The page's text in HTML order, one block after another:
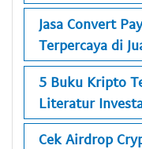
Jasa Convert
Terpercaya di
5 Buku Kripto
Literatur
Cek Airdrop